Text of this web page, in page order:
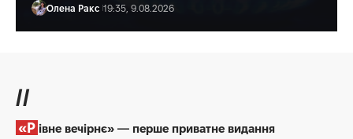
Олена Ракс 19:35, 9.08.2026
//
«Рівне вечірнє» — перше приватне видання